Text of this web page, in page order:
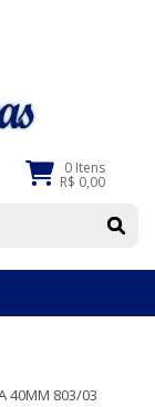
0 Itens
R$ 0,00
40MM 803/03